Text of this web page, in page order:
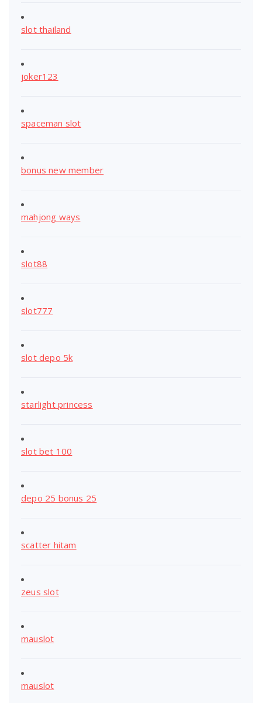
slot thailand
joker123
spaceman slot
bonus new member
mahjong ways
slot88
slot777
slot depo 5k
starlight princess
slot bet 100
depo 25 bonus 25
scatter hitam
zeus slot
mauslot
mauslot